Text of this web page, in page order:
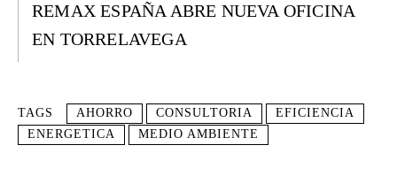
REMAX ESPAÑA ABRE NUEVA OFICINA
EN TORRELAVEGA
TAGS AHORRO CONSULTORIA
EFICIENCIA
ENERGETICA
MEDIO AMBIENTE